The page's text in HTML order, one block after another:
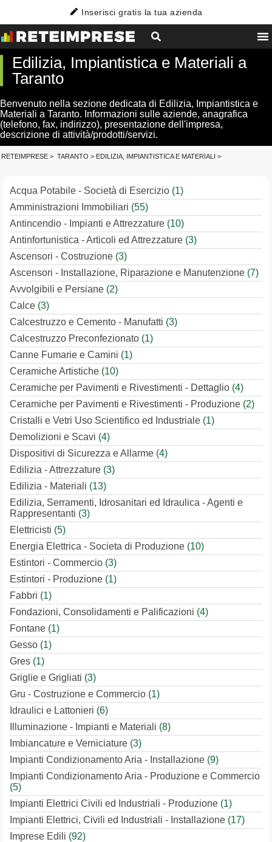
Inserisci gratis la tua azienda
Edilizia, Impiantistica e Materiali a
Taranto
Benvenuto nella sezione dedicata di Edilizia, Impiantistica e
Materiali a Taranto. Informazioni sulle aziende, anagrafica
(telefono, fax, indirizzo), presentazione dell'impresa,
descrizione di attività/prodotti/servizi.
RETEIMPRESE > TARANTO > EDILIZIA, IMPIANTISTICA E MATERIALI >
Acqua Potabile - Società di Esercizio (1)
Amministrazioni Immobiliari (55)
Antincendio - Impianti e Attrezzature (10)
Antinfortunistica - Articoli ed Attrezzature (3)
Ascensori - Costruzione (3)
Ascensori - Installazione, Riparazione e Manutenzione (7)
Avvolgibili e Persiane (2)
Calce (3)
Calcestruzzo e Cemento - Manufatti (3)
Calcestruzzo Preconfezionato (1)
Canne Fumarie e Camini (1)
Ceramiche Artistiche (10)
Ceramiche per Pavimenti e Rivestimenti - Dettaglio (4)
Ceramiche per Pavimenti e Rivestimenti - Produzione (2)
Cristalli e Vetri Uso Scientifico ed Industriale (1)
Demolizioni e Scavi (4)
Dispositivi di Sicurezza e Allarme (4)
Edilizia - Attrezzature (3)
Edilizia - Materiali (13)
Edilizia, Serramenti, Idrosanitari ed Idraulica - Agenti e
Rappresentanti (3)
Elettricisti (5)
Energia Elettrica - Societa di Produzione (10)
Estintori - Commercio (3)
Estintori - Produzione (1)
Fabbri (1)
Fondazioni, Consolidamenti e Palificazioni (4)
Fontane (1)
Gesso (1)
Gres (1)
Griglie e Grigliati (3)
Gru - Costruzione e Commercio (1)
Idraulici e Lattonieri (6)
Illuminazione - Impianti e Materiali (8)
Imbiancature e Verniciature (3)
Impianti Condizionamento Aria - Installazione (9)
Impianti Condizionamento Aria - Produzione e Commercio
(5)
Impianti Elettrici Civili ed Industriali - Produzione (1)
Impianti Elettrici, Civili ed Industriali - Installazione (17)
Imprese Edili (92)